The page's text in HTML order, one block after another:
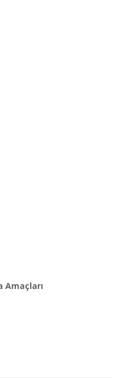
Amaçları